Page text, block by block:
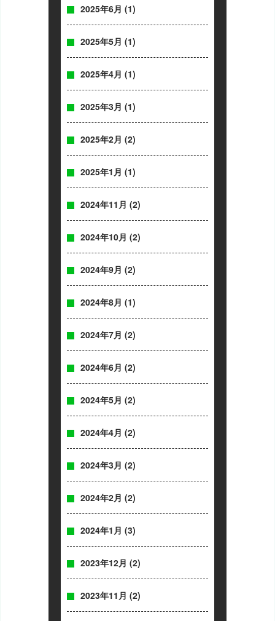
2025年6月 (1)
2025年5月 (1)
2025年4月 (1)
2025年3月 (1)
2025年2月 (2)
2025年1月 (1)
2024年11月 (2)
2024年10月 (2)
2024年9月 (2)
2024年8月 (1)
2024年7月 (2)
2024年6月 (2)
2024年5月 (2)
2024年4月 (2)
2024年3月 (2)
2024年2月 (2)
2024年1月 (3)
2023年12月 (2)
2023年11月 (2)